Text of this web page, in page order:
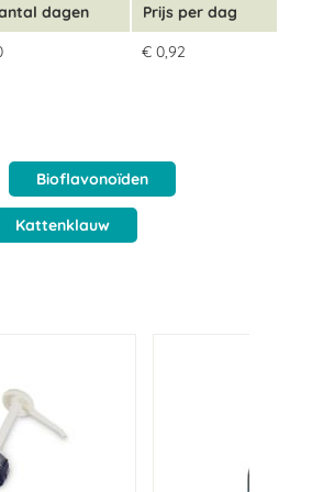
verlengd worden, afhankelijk van de
in geval van dracht, lactatie,
dagen
Prijs per dag
€ 0,92
Bioflavonoïden
Kattenklauw